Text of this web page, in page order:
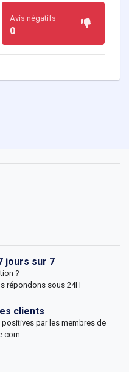
Avis négatifs
0
jours sur 7
?
répondons sous 24H
clients
par les membres de